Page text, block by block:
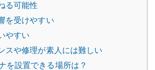
る可能性
を受けやすい
やすい
スや修理が素人には難しい
を設置できる場所は？